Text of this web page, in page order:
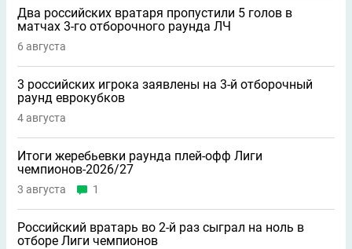
Два российских вратаря пропустили 5 голов в
матчах 3-го отборочного раунда ЛЧ
6 августа
3 российских игрока заявлены на 3-й отборочный
раунд еврокубков
4 августа
Итоги жеребьевки раунда плей-офф Лиги
чемпионов-2026/27
3 августа 1
Российский вратарь во 2-й раз сыграл на ноль в
отборе Лиги чемпионов